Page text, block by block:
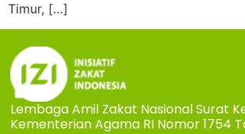
Timur, […]
Lembaga Amil Zakat Nasional Surat
Kementerian Agama RI Nomor 1754